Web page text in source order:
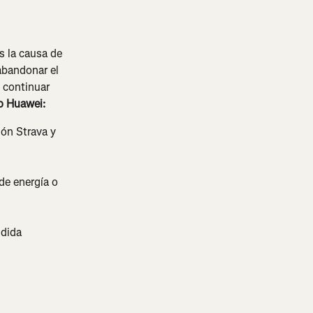
la causa de
el
continuar
Huawei:
Strava y
energía o